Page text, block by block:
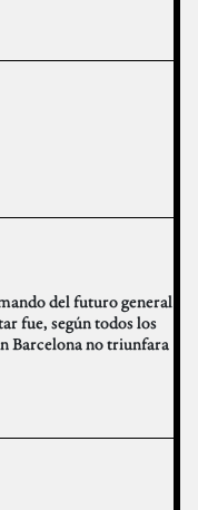
del futuro general
fue, según todos los
Barcelona no triunfara